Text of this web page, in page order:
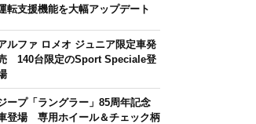
転支援機能を大幅アップデート
ルファ ロメオ ジュニア限定車発
140台限定のSport Speciale登
ープ「ラングラー」85周年記念
登場 専用ホイール＆チェック柄